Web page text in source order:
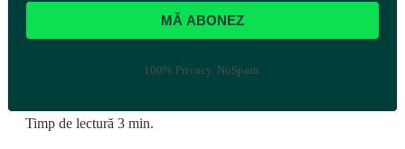
MĂ ABONEZ
100% Privacy. NoSpam.
Timp de lectură 3 min.